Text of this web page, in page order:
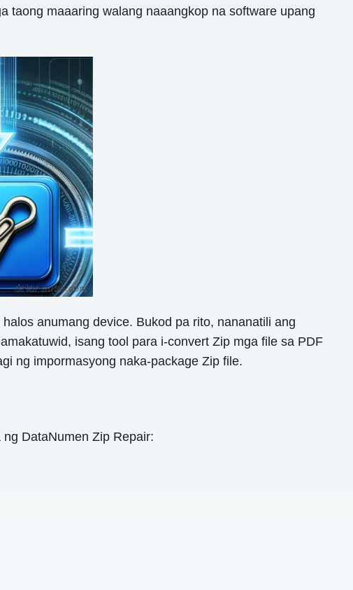
taong maaaring walang naaangkop na software upang
anumang device. Bukod pa rito, nananatili ang
isang tool para i-convert Zip mga file sa PDF
ng impormasyong naka-package Zip file.
ng DataNumen Zip Repair: